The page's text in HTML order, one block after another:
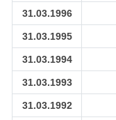
31.03.1996
31.03.1995
31.03.1994
31.03.1993
31.03.1992